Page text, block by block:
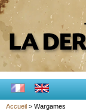
Accueil > Wargames